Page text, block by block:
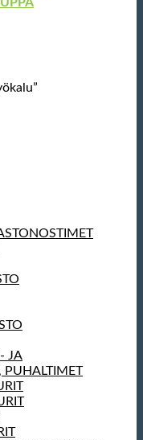
JA
PUHALTIMET